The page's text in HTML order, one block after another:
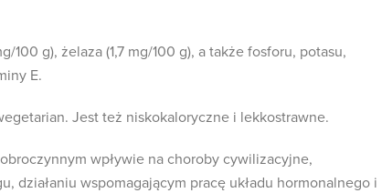
100 g), żelaza (1,7 mg/100 g), a także fosforu, potasu,
E.
Jest też niskokaloryczne i lekkostrawne.
wpływie na choroby cywilizacyjne,
działaniu wspomagającym pracę układu hormonalnego i